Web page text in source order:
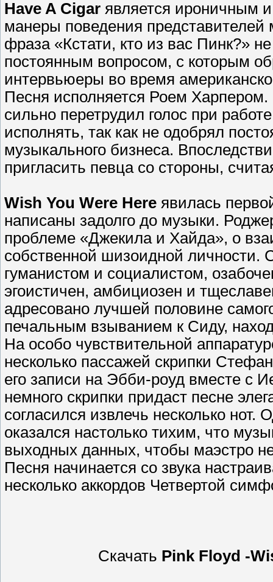
Have A Cigar является ироничным
манеры поведения представителей
фраза «Кстати, кто из вас Пинк?»
постоянным вопросом, с которым
интервьюеры во время
Песня исполняется Роем Харпером.
сильно перетрудил голос при
исполнять, так как не одобрял
музыкального бизнеса.
пригласить певца со стороны,
Wish You Were Here явилась
написаны задолго до музыки.
проблеме «Джекила и Хайда», о
собственной шизоидной
гуманистом и социалистом,
эгоистичен, амбициозен и
адресовано лучшей половине
печальным взыванием к Сиду,
На особо чувствительной
несколько пассажей скрипки
его записи на Эбби-роуд вместе с
немного скрипки придаст песне
согласился извлечь несколько нот.
оказался настолько тихим, что
выходных данных, чтобы маэстро
Песня начинается со звука
несколько аккордов Четвертой
Скачать Pink Floyd -